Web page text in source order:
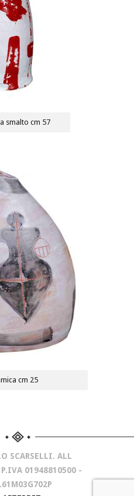
smalto cm 57
cm 25
SCARSELLI. ALL
P.IVA 01948810500 -